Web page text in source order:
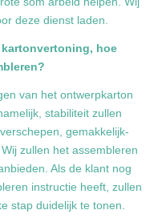
deze dienst laden.
hoe
van het ontwerpkarton
stabiliteit zullen
gemakkelijk-
zullen het assembleren
Als de klant nog
instructie heeft, zullen
stap duidelijk te tonen.